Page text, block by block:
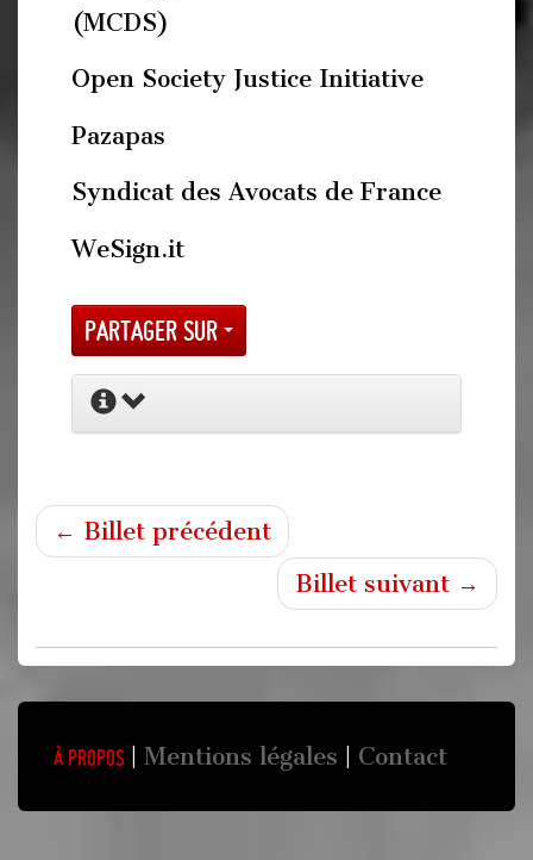
(MCDS)
Open Society Justice Initiative
Pazapas
Syndicat des Avocats de France
WeSign.it
Partager sur
← Billet précédent
Billet suivant →
À propos Mentions légales Contact